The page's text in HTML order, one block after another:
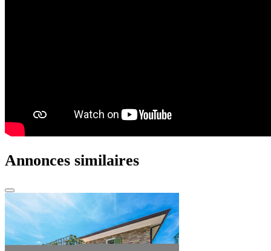
Annonces similaires